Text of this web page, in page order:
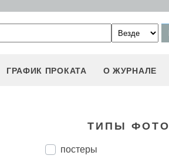
ГРАФИК ПРОКАТА О ЖУРНАЛЕ
ТИПЫ ФОТО
постеры